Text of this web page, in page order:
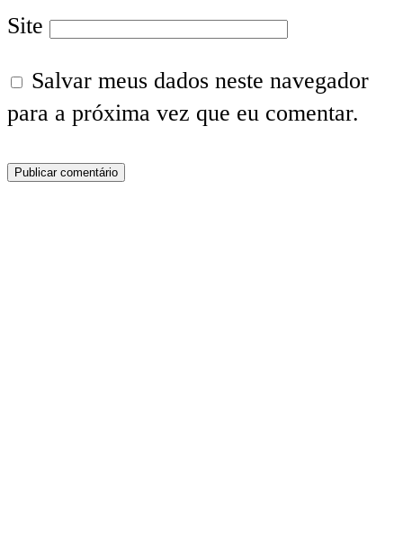
Site
Salvar meus dados neste navegador
para a próxima vez que eu comentar.